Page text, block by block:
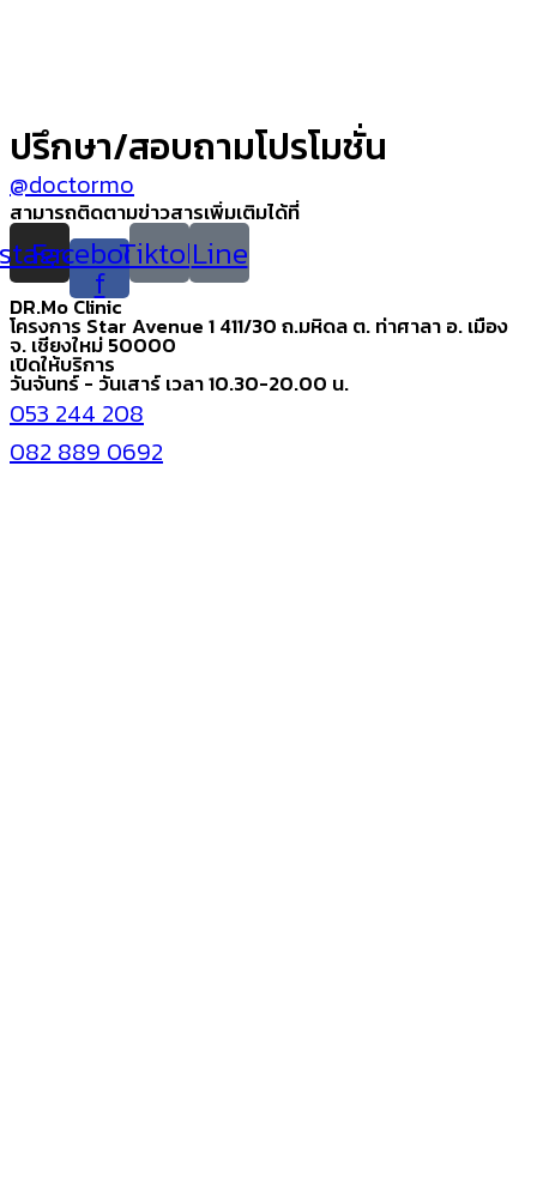
ปรึกษา/สอบถามโปรโมชั่น
@doctormo
สามารถติดตามข่าวสารเพิ่มเติมได้ที่
Facebook-
f
TiktokLine
DR.Mo Clinic
โครงการ Star Avenue 1 411/30 ถ.มหิดล ต. ท่าศาลา อ. เมือง
จ. เชียงใหม่ 50000
เปิดให้บริการ
วันจันทร์ - วันเสาร์ เวลา 10.30-20.00 น.
053 244 208
082 889 0692